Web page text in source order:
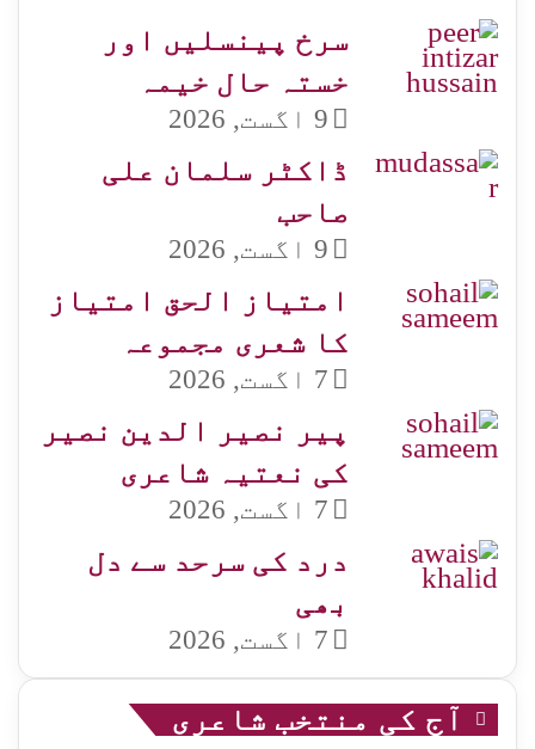
سرخ پینسلیں اور
خستہ حال خیمہ
9 اگست, 2026
ڈاکٹر سلمان علی
صاحب
9 اگست, 2026
امتیاز الحق امتیاز
کا شعری مجموعہ
7 اگست, 2026
پیر نصیر الدین نصیر
کی نعتیہ شاعری
7 اگست, 2026
درد کی سرحد سے دل
بھی
7 اگست, 2026
آج کی منتخب شاعری